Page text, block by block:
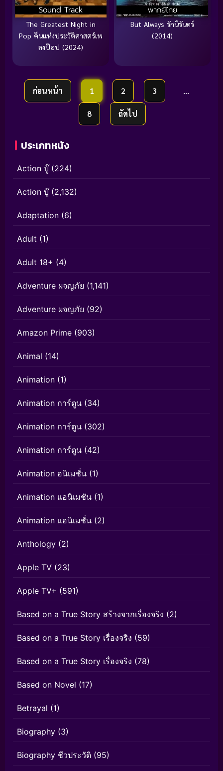
Sound Track
The Greatest Night in
Pop คืนแห่งประวัติศาสตร์เพ
ลงป๊อป (2024)
พากย์ไทย
But Always รักนิรันดร์
(2014)
ก่อนหน้า 1 2 3 …
8 ถัดไป
ประเภทหนัง
Action บู๊(224)
Action บู๊(2,132)
Adaptation (6)
Adult (1)
Adult 18+ (4)
Adventure ผจญภัย (1,141)
Adventure ผจญภัย (92)
Amazon Prime (903)
Animal (14)
Animation (1)
Animation การ์ตูน (34)
Animation การ์ตูน (302)
Animation การ์ตูน (42)
Animation อนิเมชั่น (1)
Animation แอนิเมชัน (1)
Animation แอนิเมชั่น (2)
Anthology (2)
Apple TV (23)
Apple TV+ (591)
Based on a True Story สร้างจากเรื่องจริง (2)
Based on a True Story เรื่องจริง (59)
Based on a True Story เรื่องจริง (78)
Based on Novel (17)
Betrayal (1)
Biography (3)
Biography ชีวประวัติ (95)